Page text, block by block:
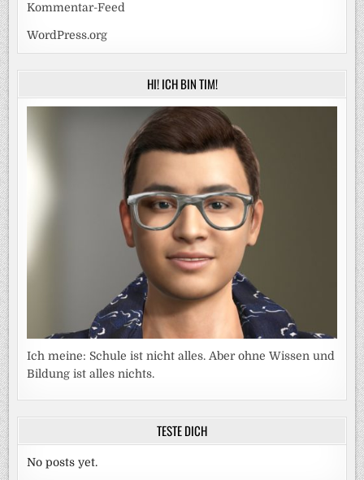
Kommentar-Feed
WordPress.org
HI! ICH BIN TIM!
Ich meine: Schule ist nicht alles. Aber ohne Wissen und
Bildung ist alles nichts.
TESTE DICH
No posts yet.